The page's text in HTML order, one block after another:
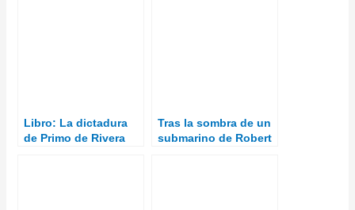
Libro: La dictadura
de Primo de Rivera
Tras la sombra de un
submarino de Robert